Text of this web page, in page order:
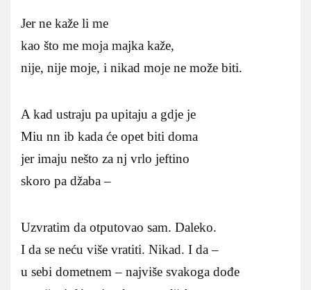
Jer ne kaže li me
kao što me moja majka kaže,
nije, nije moje, i nikad moje ne može biti.
A kad ustraju pa upitaju a gdje je
Miu nn ib kada će opet biti doma
jer imaju nešto za nj vrlo jeftino
skoro pa džaba –
Uzvratim da otputovao sam. Daleko.
I da se neću više vratiti. Nikad. I da –
u sebi dometnem – najviše svakoga dođe